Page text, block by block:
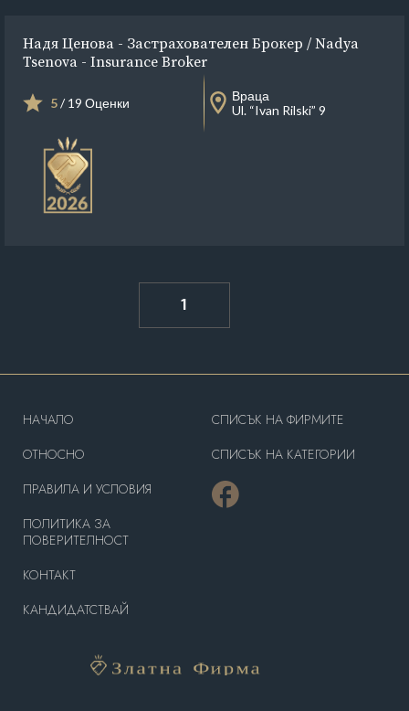
Надя Ценова - Застрахователен Брокер / Nadya
Tsenova - Insurance Broker
5/ 19 Оценки
Враца
Ul. “Ivan Rilski” 9
1
HAЧАЛО
OТНОСНО
ПРАВИЛА И УСЛОВИЯ
ПОЛИТИКА ЗА
ПОВЕРИТЕЛНОСТ
КОНТАКТ
КАНДИДАТСТВАЙ
СПИСЪК НА ФИРМИТЕ
СПИСЪК НА КАТЕГОРИИ